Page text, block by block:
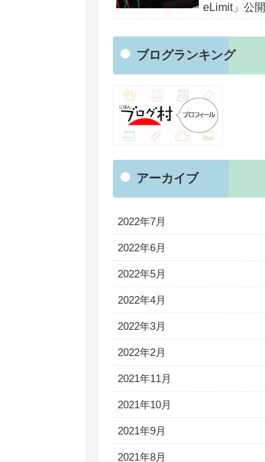
eLimit」公開
ブログランキング
アーカイブ
2022年7月
2022年6月
2022年5月
2022年4月
2022年3月
2022年2月
2021年11月
2021年10月
2021年9月
2021年8月